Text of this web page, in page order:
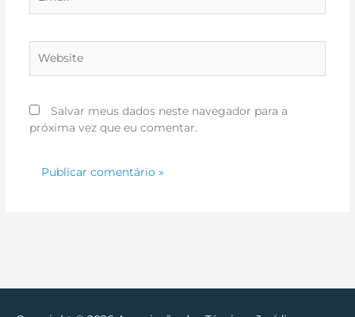
Salvar meus dados neste navegador para a
próxima vez que eu comentar.